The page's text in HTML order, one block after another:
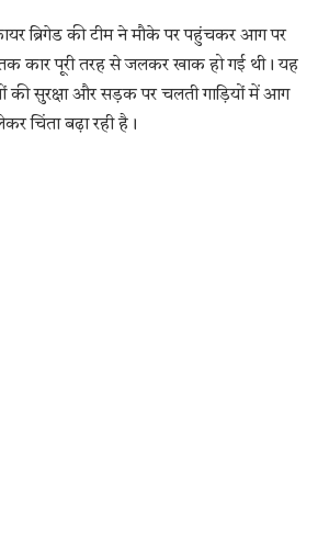
ब्रिगेड की टीम ने मौके पर पहुंचकर आग पर
कार पूरी तरह से जलकर खाक हो गई थी। यह
की सुरक्षा और सड़क पर चलती गाड़ियों में आग
चिंता बढ़ा रही है।